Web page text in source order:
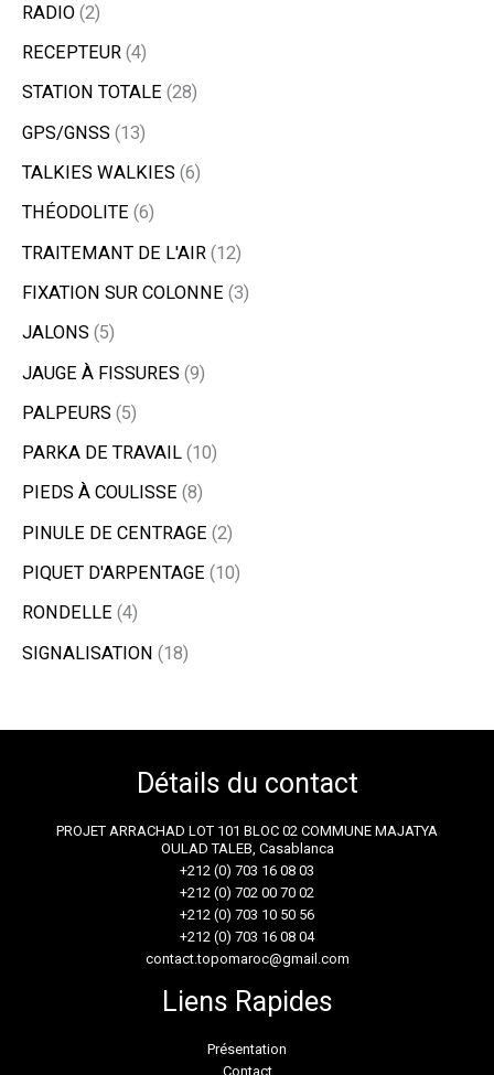
RADIO 2
RECEPTEUR 4
STATION TOTALE 28
GPS/GNSS 13
TALKIES WALKIES 6
THÉODOLITE 6
TRAITEMANT DE L'AIR 12
FIXATION SUR COLONNE 3
JALONS 5
JAUGE À FISSURES 9
PALPEURS 5
PARKA DE TRAVAIL 10
PIEDS À COULISSE 8
PINULE DE CENTRAGE 2
PIQUET D'ARPENTAGE 10
RONDELLE 4
SIGNALISATION 18
Détails du contact
PROJET ARRACHAD LOT 101 BLOC 02 COMMUNE MAJATYA
OULAD TALEB, Casablanca
+212 (0) 703 16 08 03
+212 (0) 702 00 70 02
+212 (0) 703 10 50 56
+212 (0) 703 16 08 04
contact.topomaroc@gmail.com
Liens Rapides
Présentation
Contact